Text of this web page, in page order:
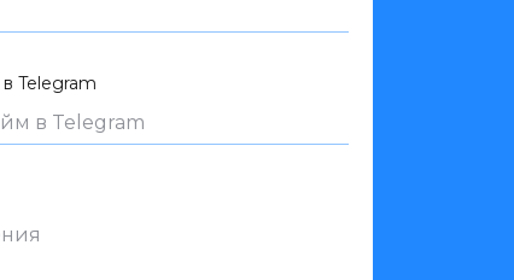
Telegram